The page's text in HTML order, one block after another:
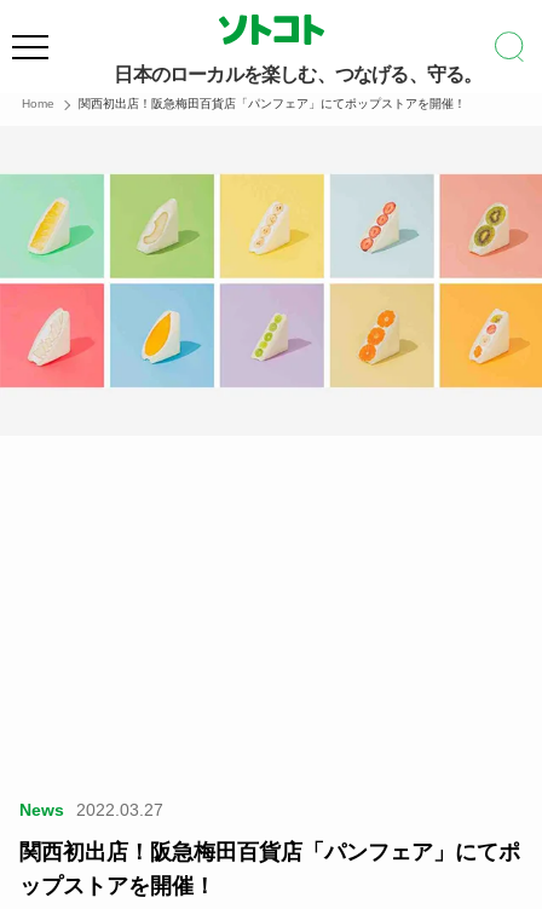
日本のローカルを楽しむ、つなげる、守る。
Home 関西初出店！阪急梅田百貨店「パンフェア」にてポップストアを開催！
News 2022.03.27
関西初出店！阪急梅田百貨店「パンフェア」にてポ
ップストアを開催！